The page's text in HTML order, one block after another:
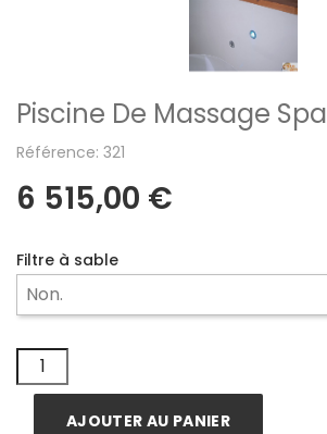
Piscine De Massage Spa
Référence: 321
6 515,00 €
Filtre à sable
AJOUTER AU PANIER